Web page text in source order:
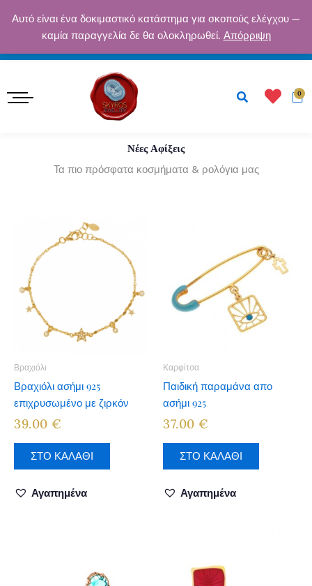
Αυτό είναι ένα δοκιμαστικό κατάστημα για σκοπούς ελέγχου —
καμία παραγγελία δε θα ολοκληρωθεί. Απόρριψη
στο
περιεχόμενο
ΔΩΡΕΆΝ ΑΠΟΣΤΟΛΉ ΓΙΑ ΠΑΡΑΓΓΕΛΊΕΣ ΆΝΩ ΤΩΝ 50€ · ΑΣΦΑΛΕΊΣ
ΠΛΗΡΩΜΈΣ · ΕΓΓΎΗΣΗ ΠΟΙΌΤΗΤΑΣ
0
Νέες Αφίξεις
Τα πιο πρόσφατα κοσμήματα & ρολόγια μας
Βραχιόλι
Βραχιόλι ασήμι 925
επιχρυσωμένο με ζιρκόν
39.00 €
ΣΤΟ ΚΑΛΑΘΙ
Αγαπημένα
Καρφίτσα
Παιδική παραμάνα απο
ασήμι 925
37.00 €
ΣΤΟ ΚΑΛΑΘΙ
Αγαπημένα